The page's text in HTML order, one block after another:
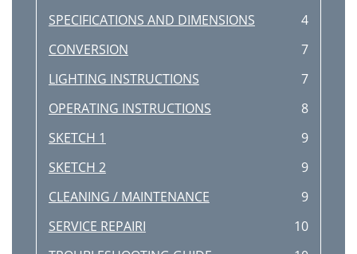
SPECIFICATIONS AND DIMENSIONS
4
CONVERSION
7
LIGHTING INSTRUCTIONS
7
OPERATING INSTRUCTIONS
8
SKETCH 1
9
SKETCH 2
9
CLEANING / MAINTENANCE
9
SERVICE REPAIRI
10